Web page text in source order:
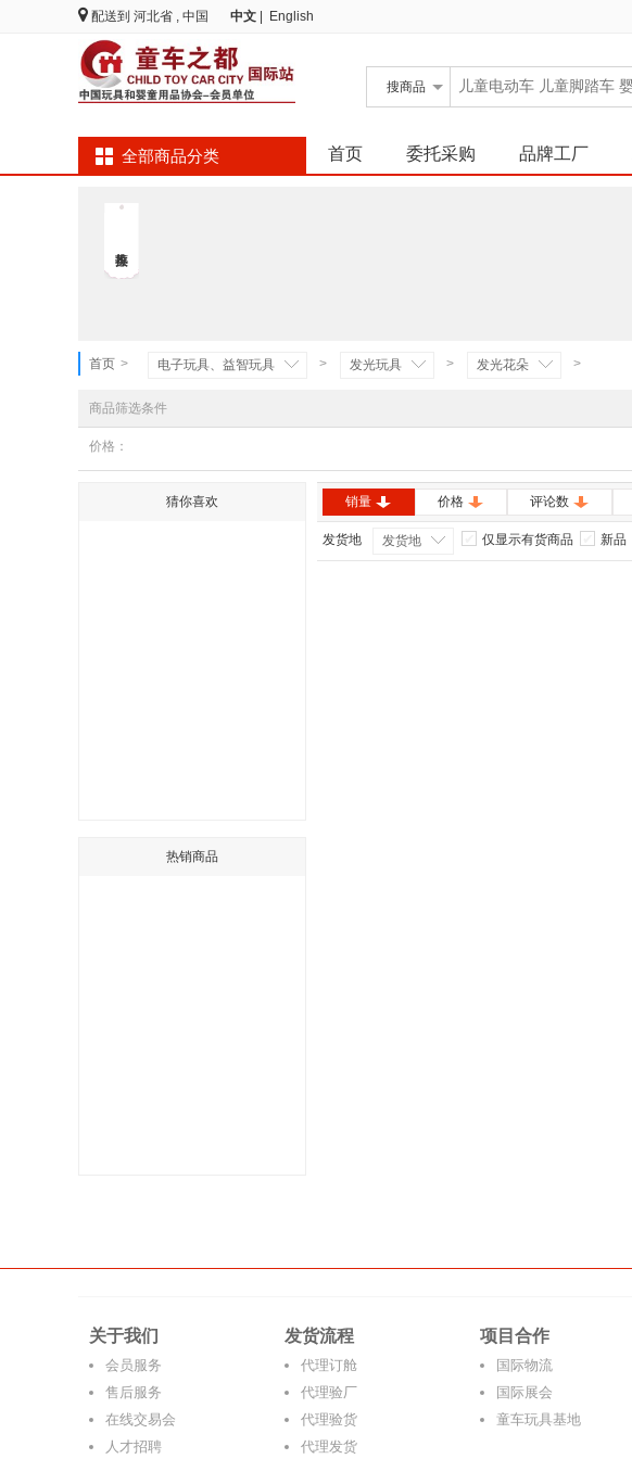
配送到 河北省 , 中国 中文 English
搜商品
全部商品分类 首页 委托采购 品牌工厂
首页 > 电子玩具、益智玩具 > 发光玩具 > 发光花朵 >
商品筛选条件
价格：
猜你喜欢
热销商品
销量 价格 评论数
发货地 发货地 仅显示有货商品 新品
关于我们
会员服务
售后服务
在线交易会
人才招聘
发货流程
代理订舱
代理验厂
代理验货
代理发货
项目合作
国际物流
国际展会
童车玩具基地